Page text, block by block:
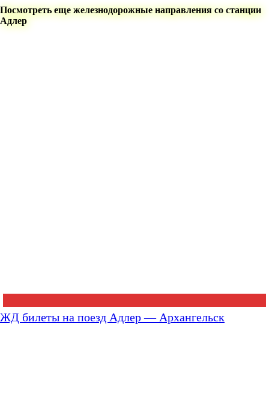
Посмотреть еще железнодорожные направления со станции
Адлер
ЖД билеты на поезд Адлер — Архангельск